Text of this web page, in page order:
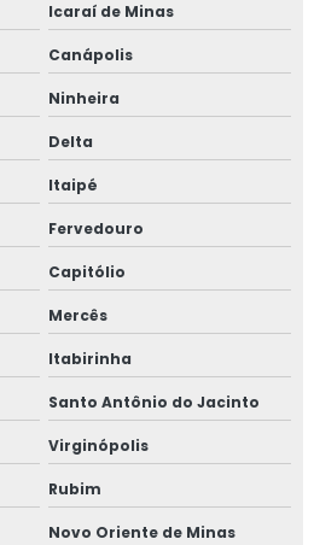
Icaraí de Minas
Canápolis
Ninheira
Delta
Itaipé
Fervedouro
Capitólio
Mercês
Itabirinha
Santo Antônio do Jacinto
Virginópolis
Rubim
Novo Oriente de Minas